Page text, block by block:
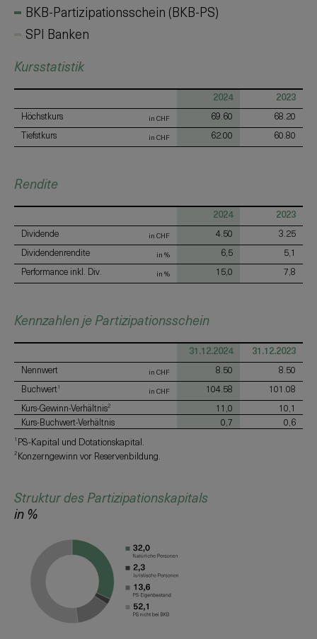
BKB-Partizipationsschein (BKB-PS)
SPI Banken
Kursstatistik
2024
2023
Höchstkurs
in CHF 69.60
68.20
Tiefstkurs
in CHF 62.00 60.80
Rendite
2024
2023
Dividende
in CHF 4.50
3.25
Dividendenrendite
in % 6,5
5,1
Performance inkl. Div.
in % 15,0 7,8
Kennzahlen je Partizipationsschein
31.12.2024
31.12.2023
Nennwert
in CHF 8.50
8.50
Buchwert1 in CHF 104.58
101.08
Kurs-Gewinn-Verhältnis2 11,0
10,1
Kurs-Buchwert-Verhältnis
0,7 0,6
1 PS-Kapital und Dotationskapital.
2Konzerngewinn vor Reservenbildung.
Struktur des Partizipationskapitals
in %